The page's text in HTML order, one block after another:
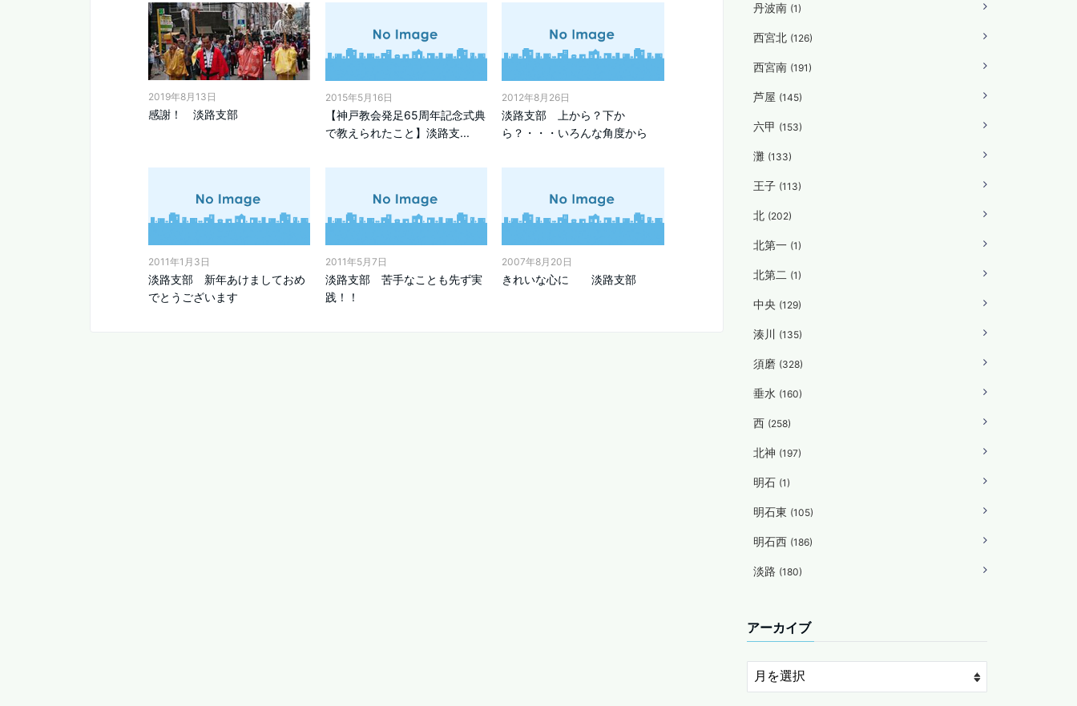
2019年8月13日
感謝！ 淡路支部
2015年5月16日
【神戸教会発足65周年記念式典
で教えられたこと】淡路支...
2012年8月26日
淡路支部 上から？下か
ら？・・・いろんな角度から
2011年1月3日
淡路支部 新年あけましておめ
でとうございます
2011年5月7日
淡路支部 苦手なことも先ず実
践！！
2007年8月20日
きれいな心に 淡路支部
丹波南 (1)
西宮北 (126)
西宮南 (191)
芦屋 (145)
六甲 (153)
灘 (133)
王子 (113)
北 (202)
北第一 (1)
北第二 (1)
中央 (129)
湊川 (135)
須磨 (328)
垂水 (160)
西 (258)
北神 (197)
明石 (1)
明石東 (105)
明石西 (186)
淡路 (180)
アーカイブ